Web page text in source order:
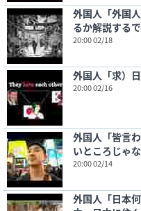
外国人「外国
るか解説するで
20:00 02/18
外国人「求）
20:00 02/16
外国人「皆言
いところじゃ
20:00 02/14
外国人「日本